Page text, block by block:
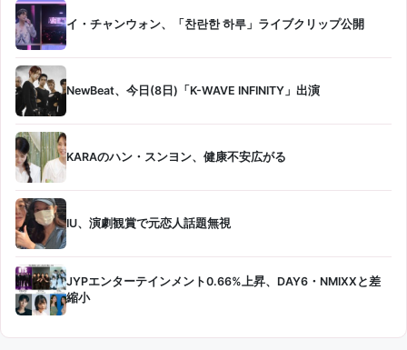
イ・チャンウォン、「찬란한 하루」ライブクリップ公開
NewBeat、今日(8日)「K-WAVE INFINITY」出演
KARAのハン・スンヨン、健康不安広がる
IU、演劇観賞で元恋人話題無視
JYPエンターテインメント0.66%上昇、DAY6・NMIXXと差
縮小